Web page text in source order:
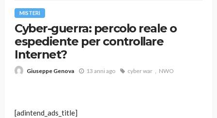
MISTERI
Cyber-guerra: percolo reale o
espediente per controllare
Internet?
Giuseppe Genova 13 anni ago cyber war NWO
[adintend_ads_title]